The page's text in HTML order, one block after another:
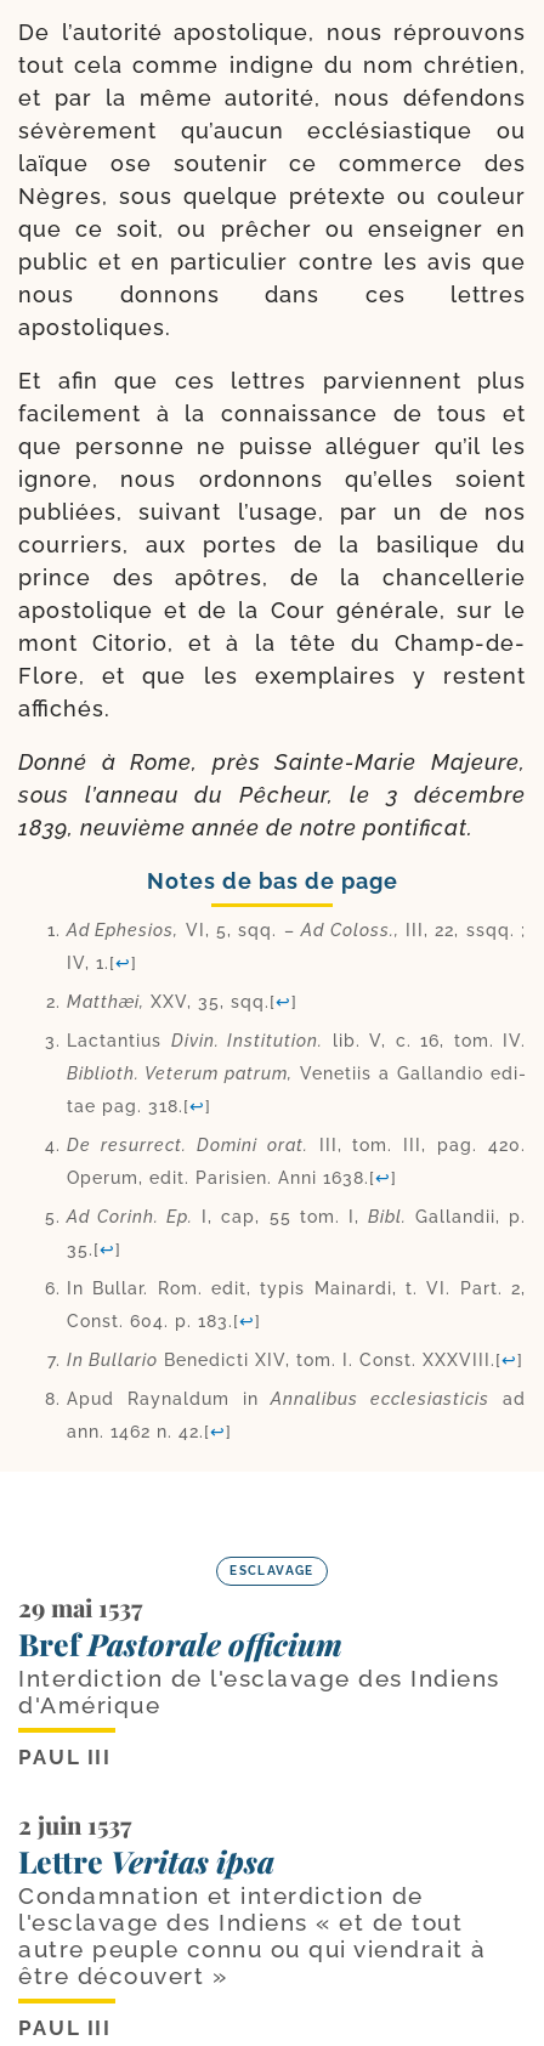
De l’autorité apos­to­lique, nous réprou­vons
tout cela comme indigne du nom chré­tien,
et par la même auto­ri­té, nous défen­dons
sévè­re­ment qu’aucun ecclé­sias­tique ou
laïque ose sou­te­nir ce com­merce des
Nègres, sous quelque pré­texte ou cou­leur
que ce soit, ou prê­cher ou ensei­gner en
public et en par­ti­cu­lier contre les avis que
nous don­nons dans ces lettres
apostoliques.
Et afin que ces lettres par­viennent plus
faci­le­ment à la connais­sance de tous et
que per­sonne ne puisse allé­guer qu’il les
ignore, nous ordon­nons qu’elles soient
publiées, sui­vant l’usage, par un de nos
cour­riers, aux portes de la basi­lique du
prince des apôtres, de la chan­cel­le­rie
apostoli­que et de la Cour géné­rale, sur le
mont Citorio, et à la tête du Champ-​de-​
Flore, et que les exem­plaires y res­tent
affichés.
Donné à Rome, près Sainte-​Marie Majeure,
sous l’anneau du Pêcheur, le 3 décembre
1839, neu­vième année de notre pontificat.
Notes de bas de page
Ad Ephesios, VI, 5, sqq. –Ad Coloss., III, 22, ssqq. ;
IV, 1.[↩]
Matthæi, XXV, 35, sqq.[↩]
Lactantius Divin. Institution.
lib. V, c. 16, tom. IV.
Biblioth. Veterum patrum, Venetiis a Gallandio edi­
tae pag. 318.[↩]
De resur­rect. Domini orat. III, tom. III, pag. 420.
Operum, edit. Parisien. Anni 1638.[↩]
Ad Corinh. Ep. I, cap, 55 tom. I, Bibl. Gallandii, p.
35.[↩]
In Bullar. Rom. edit, typis Mainardi, t. VI. Part. 2,
Const. 604. p. 183.[↩]
In Bullario Benedicti XIV, tom. I. Const. XXXVIII.[↩]
Apud Raynaldum inAnnalibus eccle­sias­ti­cis
ad
ann. 1462 n. 42.[↩]
ESCLAVAGE
29 mai 1537
BrefPastorale officium
Interdiction de l'esclavage des Indiens
d'Amérique
PAUL III
2 juin 1537
Lettre Veritas ipsa
Condamnation et interdiction de
l'esclavage des Indiens « et de tout
autre peuple connu ou qui viendrait à
être découvert »
PAUL III